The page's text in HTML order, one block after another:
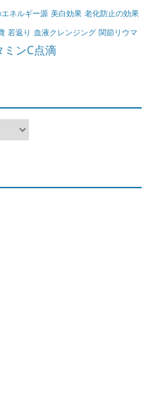
ネルギー源 美白効果 老化防止の効果
若返り 血液クレンジング 関節リウマ
ンC点滴